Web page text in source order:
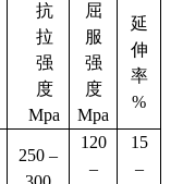
抗
拉
强
度
Mpa
屈
服
强
度
Mpa
延
伸
率
%
250 –
120
–
15
–